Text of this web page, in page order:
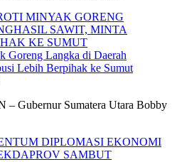
Goreng Langka di Daerah
Lebih Berpihak ke Sumut
Gubernur Sumatera Utara Bobby